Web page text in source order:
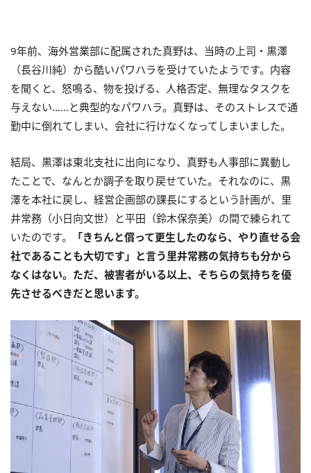
9年前、海外営業部に配属された真野は、当時の上司・黒澤
（長谷川純）から酷いパワハラを受けていたようです。内容
を聞くと、怒鳴る、物を投げる、人格否定、無理なタスクを
与えない……と典型的なパワハラ。真野は、そのストレスで通
勤中に倒れてしまい、会社に行けなくなってしまいました。
結局、黒澤は東北支社に出向になり、真野も人事部に異動し
たことで、なんとか調子を取り戻せていた。それなのに、黒
澤を本社に戻し、経営企画部の課長にするという計画が、里
井常務（小日向文世）と平田（鈴木保奈美）の間で練られて
いたのです。
「きちんと償って更生したのなら、やり直せる会
社であることも大切です」と言う里井常務の気持ちも分から
なくはない。ただ、被害者がいる以上、そちらの気持ちを優
先させるべきだと思います。